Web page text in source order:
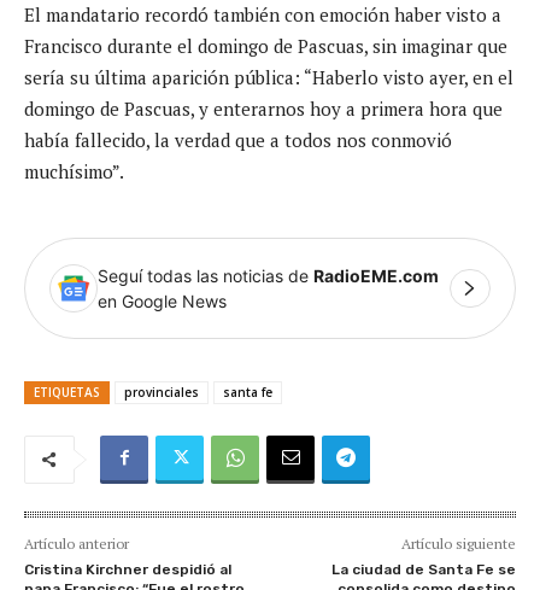
El mandatario recordó también con emoción haber visto a
Francisco durante el domingo de Pascuas, sin imaginar que
sería su última aparición pública: “Haberlo visto ayer, en el
domingo de Pascuas, y enterarnos hoy a primera hora que
había fallecido, la verdad que a todos nos conmovió
muchísimo”.
Seguí todas las noticias de RadioEME.com
en Google News
ETIQUETAS provinciales santa fe
Artículo anterior
Cristina Kirchner despidió al
Artículo siguiente
La ciudad de Santa Fe se